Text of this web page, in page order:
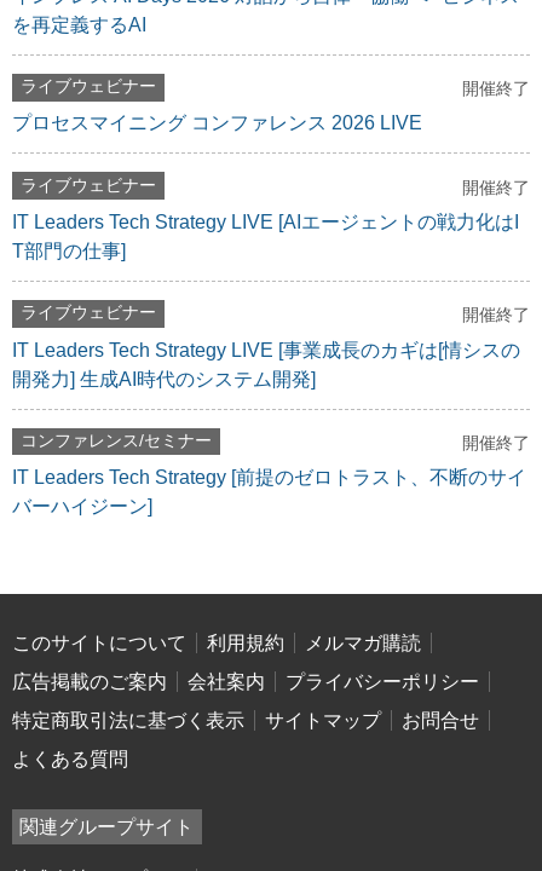
を再定義するAI
ライブウェビナー 開催終了
プロセスマイニング コンファレンス 2026 LIVE
ライブウェビナー 開催終了
IT Leaders Tech Strategy LIVE [AIエージェントの戦力化はI
T部門の仕事]
ライブウェビナー 開催終了
IT Leaders Tech Strategy LIVE [事業成長のカギは[情シスの
開発力] 生成AI時代のシステム開発]
コンファレンス/セミナー 開催終了
IT Leaders Tech Strategy [前提のゼロトラスト、不断のサイ
バーハイジーン]
このサイトについて 利用規約
メルマガ購読
広告掲載のご案内
会社案内
プライバシーポリシー
特定商取引法に基づく表示
サイトマップ
お問合せ
よくある質問
関連グループサイト